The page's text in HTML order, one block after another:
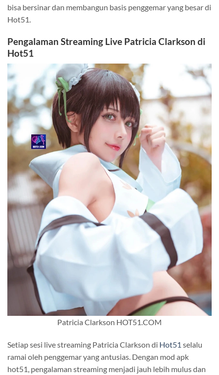
bisa bersinar dan membangun basis penggemar yang besar di
Hot51.
Pengalaman Streaming Live Patricia Clarkson di
Hot51
Patricia Clarkson HOT51.COM
Setiap sesi live streaming Patricia Clarkson di Hot51 selalu
ramai oleh penggemar yang antusias. Dengan mod apk
hot51, pengalaman streaming menjadi jauh lebih mulus dan